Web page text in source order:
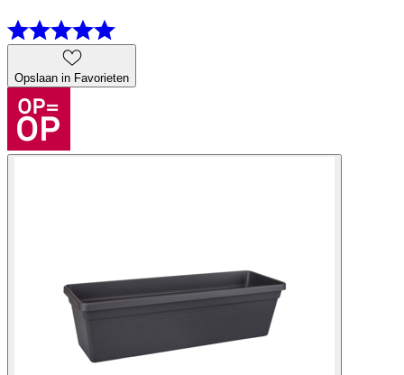
Opslaan in Favorieten